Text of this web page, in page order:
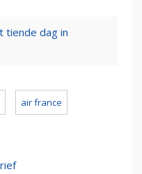
tiende dag in
air france